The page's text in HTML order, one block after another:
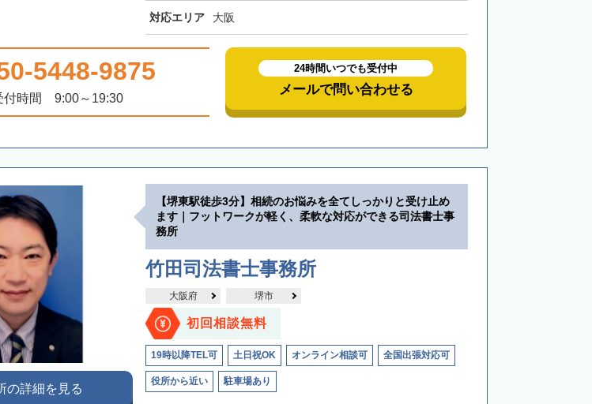
対応エリア 大阪
5448-9875
付時間 9:00～19:30
24時間いつでも受付中
メールで問い合わせる
【堺東駅徒歩3分】相続のお悩みを全てしっかりと受け止め
ます｜フットワークが軽く、柔軟な対応ができる司法書士事
務所
竹田司法書士事務所
大阪府 堺市
初回相談無料
19時以降TEL可 土日祝OK オンライン相談可 全国出張対応可
役所から近い 駐車場あり
の詳細を見る